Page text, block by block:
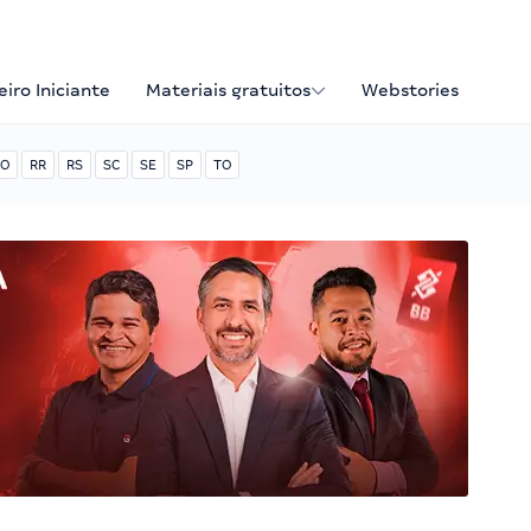
Iniciante Materiais gratuitos Webstories
RR RS SC SE SP TO